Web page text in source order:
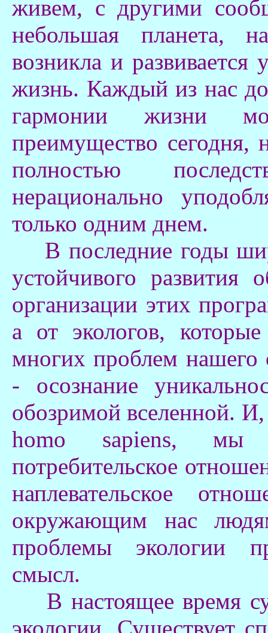
живем, с другими
небольшая планета,
возникла и развивается
жизнь. Каждый из нас
гармонии жизни
преимущество
полностью
нерационально
только одним днем.
В последние годы
устойчивого развития
организации этих
а от экологов,
многих проблем нашего
- осознание
обозримой вселенной.
homo sapiens, мы
потребительское
наплевательское
окружающим нас
проблемы экологии
смысл.
В настоящее время